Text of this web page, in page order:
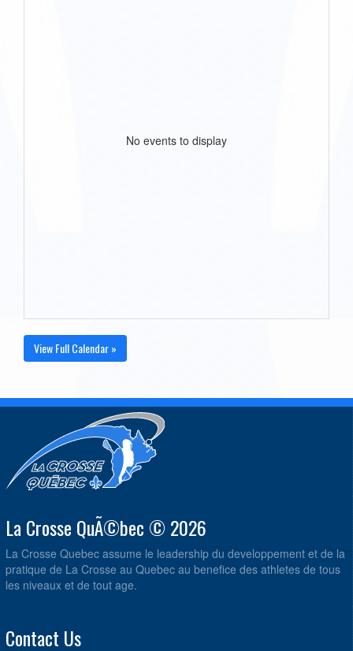
No events to display
View Full Calendar »
La Crosse QuÃ©bec © 2026
La Crosse Quebec assume le leadership du developpement et de la
pratique de La Crosse au Quebec au benefice des athletes de tous
les niveaux et de tout age.
Contact Us